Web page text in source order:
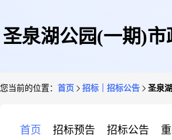
圣泉湖公园(一期)市
您当前的位置： 首页 招标｜招标公告 圣泉
首页 招标预告 招标公告